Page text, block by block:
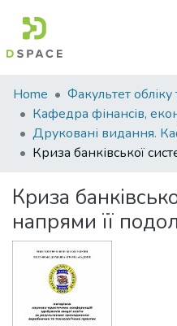
Communities
&
Collections
All of DSpace
Statistics
Home
Криза
напрями її